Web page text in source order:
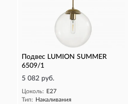
Подвес LUMION SUMMER
6509/1
5 082 руб.
Цоколь: E27
Тип: Накаливания